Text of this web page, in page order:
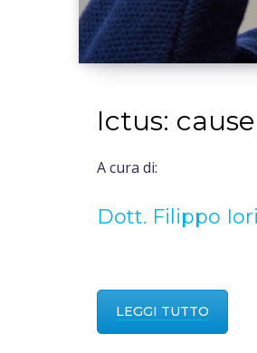
Ictus:
A cura di:
Dott. Filippo
LEGGI TUTTO